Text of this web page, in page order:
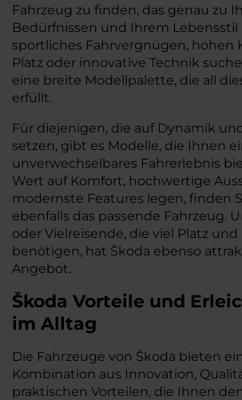
Fahrzeug zu finden, das genau zu
Bedürfnissen und Ihrem Lebensstil
sportliches Fahrvergnügen, hohen
Platz oder innovative Technik
eine breite Modellpalette, die all
erfüllt.
Für diejenigen, die auf Dynamik
setzen, gibt es Modelle, die Ihnen
unverwechselbares Fahrerlebnis
Wert auf Komfort, hochwertige
modernste Features legen, finden
ebenfalls das passende Fahrzeug.
oder Vielreisende, die viel Platz
benötigen, hat Škoda ebenso
Angebot.
Škoda Vorteile und
im Alltag
Die Fahrzeuge von Škoda bieten
Kombination aus Innovation,
praktischen Vorteilen, die Ihnen